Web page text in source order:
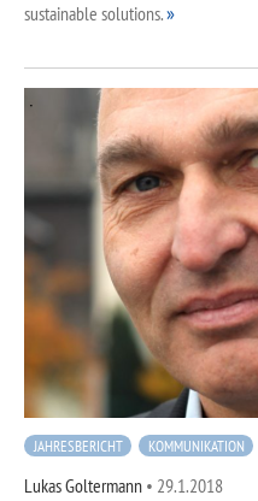
sustainable solutions.
JAHRESBERICHT KOMMUNIKATION
Lukas Goltermann • 29.1.2018